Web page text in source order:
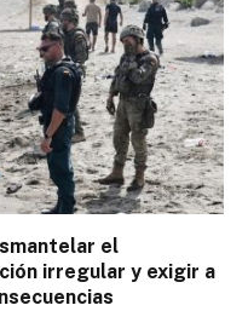
el
irregular y exigir a